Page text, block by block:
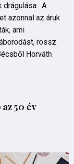
drágulása. A
azonnal az áruk
ami
rossz
Horváth
50 év